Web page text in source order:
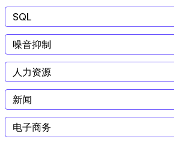
SQL
噪音抑制
人力资源
新闻
电子商务